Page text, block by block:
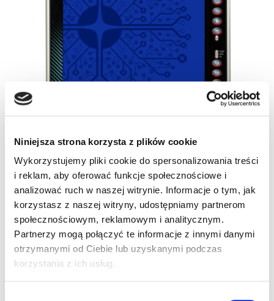
Niniejsza strona korzysta z plików cookie
Wykorzystujemy pliki cookie do spersonalizowania treści
i reklam, aby oferować funkcje społecznościowe i
analizować ruch w naszej witrynie. Informacje o tym, jak
korzystasz z naszej witryny, udostępniamy partnerom
społecznościowym, reklamowym i analitycznym.
Partnerzy mogą połączyć te informacje z innymi danymi
otrzymanymi od Ciebie lub uzyskanymi podczas
korzystania z ich usług.
SKU94R512235